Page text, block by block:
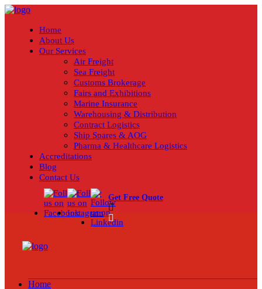
Home
About Us
Our Services
Air Freight
Sea Freight
Customs Brokerage
Fairs and Exhibitions
Marine Insurance
Warehousing & Distribution
Contract Logistics
Ship Spares & AOG
Pharma & Healthcare Logistics
Accreditations
Blog
Contact Us
Get Free Quote
Home